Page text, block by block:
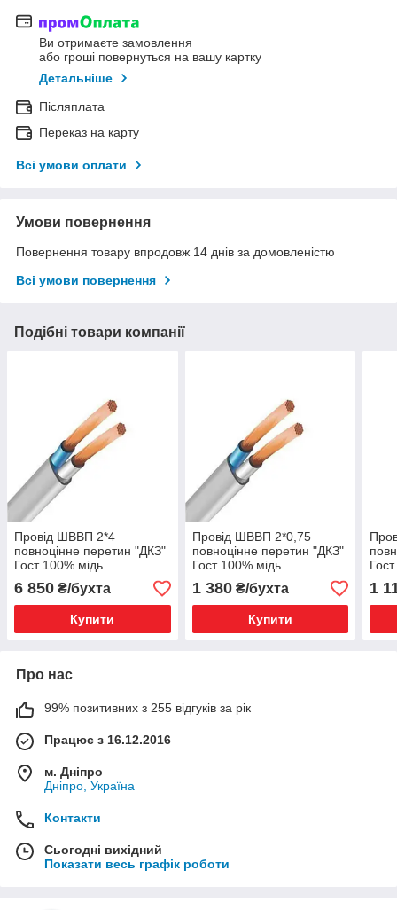
Ви отримаєте замовлення
або гроші повернуться на вашу картку
Детальніше
Післяплата
Переказ на карту
Всі умови оплати
Умови повернення
Повернення товару впродовж 14 днів за домовленістю
Всі умови повернення
Подібні товари компанії
Провід ШВВП 2*4
повноцінне перетин "ДКЗ"
Гост 100% мідь
6 850 ₴/бухта
Купити
Провід ШВВП 2*0,75
повноцінне перетин "ДКЗ"
Гост 100% мідь
1 380₴/бухта
Купити
1
Про нас
99% позитивних з 255 відгуків за рік
Працює з 16.12.2016
м. Дніпро
Дніпро, Україна
Контакти
Сьогодні вихідний
Показати весь графік роботи